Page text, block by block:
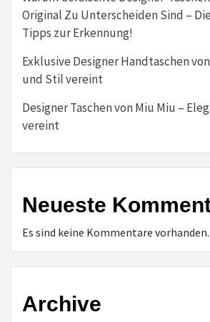
Original Zu Unterscheiden Sind –
Tipps zur Erkennung!
Exklusive Designer Handtaschen von
und Stil vereint
Designer Taschen von Miu Miu –
vereint
Neueste
Es sind keine Kommentare vorhanden.
Archive